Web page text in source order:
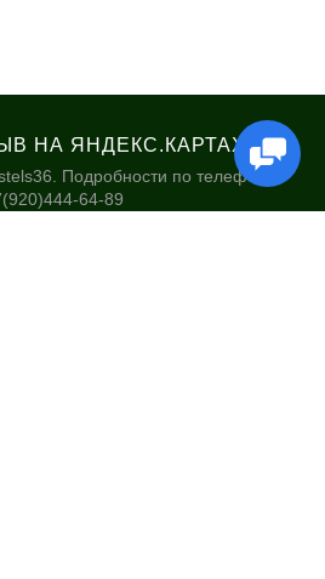
НА ЯНДЕКС.КАРТАХ
Подробности по телефону:
64-89